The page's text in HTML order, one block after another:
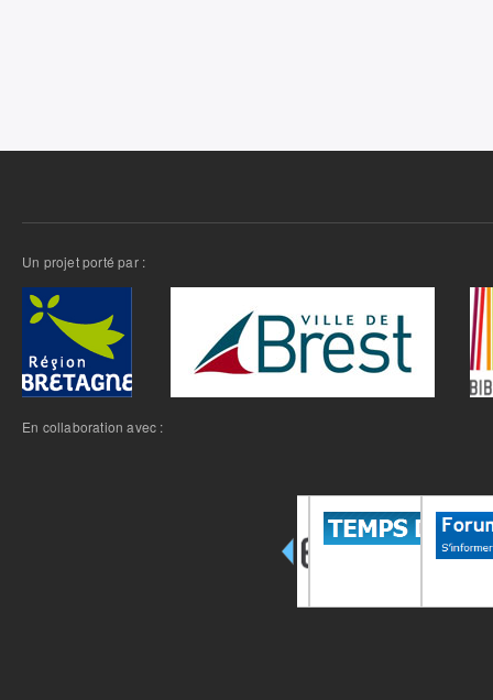
Un projet porté par :
En collaboration avec :